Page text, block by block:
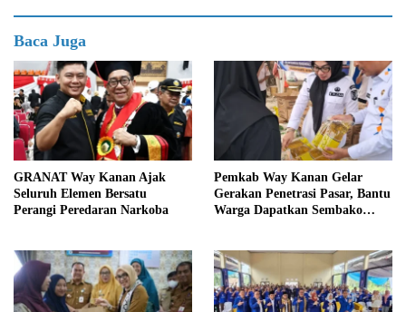
Baca Juga
GRANAT Way Kanan Ajak
Seluruh Elemen Bersatu
Perangi Peredaran Narkoba
Pemkab Way Kanan Gelar
Gerakan Penetrasi Pasar, Bantu
Warga Dapatkan Sembako